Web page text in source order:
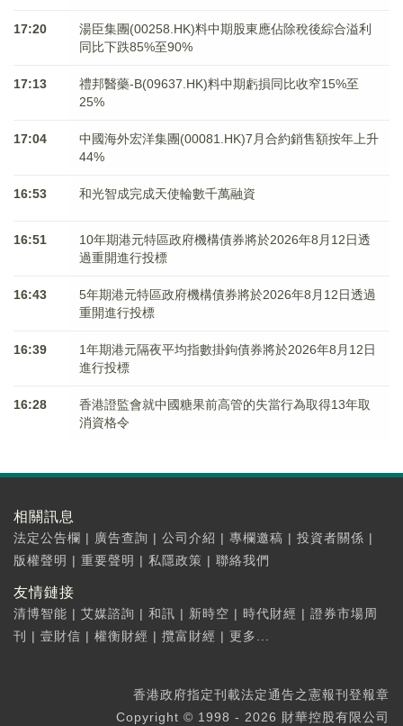
17:20
湯臣集團(00258.HK)料中期股東應佔除稅後綜合溢利
同比下跌85%至90%
17:13
禮邦醫藥-B(09637.HK)料中期虧損同比收窄15%至
25%
17:04
中國海外宏洋集團(00081.HK)7月合約銷售額按年上升
44%
16:53 和光智成完成天使輪數千萬融資
16:51
10年期港元特區政府機構債券將於2026年8月12日透
過重開進行投標
16:43
5年期港元特區政府機構債券將於2026年8月12日透過
重開進行投標
16:39
1年期港元隔夜平均指數掛鉤債券將於2026年8月12日
進行投標
16:28
香港證監會就中國糖果前高管的失當行為取得13年取
消資格令
相關訊息
法定公告欄 | 廣告查詢 | 公司介紹 | 專欄邀稿 | 投資者關係 |
版權聲明 | 重要聲明 | 私隱政策 | 聯絡我們
友情鏈接
清博智能 | 艾媒諮詢 | 和訊 | 新時空 | 時代財經 | 證券市場周
刊
| 壹財信 | 權衡財經 | 攬富財經 | 更多...
香港政府指定刊載法定通告之憲報刊登報章
Copyright © 1998 - 2026 財華控股有限公司